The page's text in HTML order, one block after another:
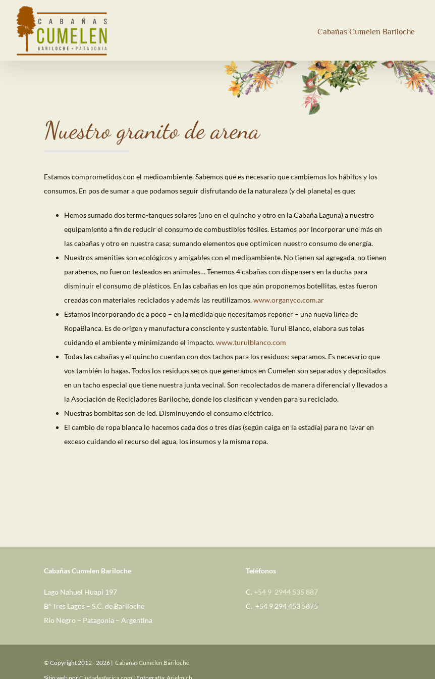
contenido
Cabañas Cumelen Bariloche
Nuestro granito de arena
Estamos comprometidos con el medioambiente. Sabemos que es necesario que cambiemos los hábitos y los
consumos. En pos de sumar a que podamos seguir disfrutando de la naturaleza (y del planeta) es que:
Hemos sumado dos termo-tanques solares (uno en el quincho y otro en la Cabaña Laguna) a nuestro
equipamiento a fin de reducir el consumo de combustibles fósiles. Estamos por incorporar uno más en
las cabañas y otro en nuestra casa; sumando elementos que optimicen nuestro consumo de energía.
Nuestros amenities son ecológicos y amigables con el medioambiente. No tienen sal agregada, no tienen
parabenos, no fueron testeados en animales… Tenemos 4 cabañas con dispensers en la ducha para
disminuir el consumo de plásticos. En las cabañas en los que aún proponemos botellitas, estas fueron
creadas con materiales reciclados y además las reutilizamos.www.organyco.com.ar
Estamos incorporando de a poco – en la medida que necesitamos reponer – una nueva línea de
RopaBlanca. Es de origen y manufactura consciente y sustentable. Turul Blanco, elabora sus telas
cuidando el ambiente y minimizando el impacto.www.turulblanco.com
Todas las cabañas y el quincho cuentan con dos tachos para los residuos: separamos. Es necesario que
vos también lo hagas. Todos los residuos secos que generamos en Cumelen son separados y depositados
en un tacho especial que tiene nuestra junta vecinal. Son recolectados de manera diferencial y llevados a
la Asociación de Recicladores Bariloche, donde los clasifican y venden para su reciclado.
Nuestras bombitas son de led. Disminuyendo el consumo eléctrico.
El cambio de ropa blanca lo hacemos cada dos o tres días (según caiga en la estadía) para no lavar en
exceso cuidando el recurso del agua, los insumos y la misma ropa.
Cabañas Cumelen Bariloche
Lago Nahuel Huapi 197
Bº Tres Lagos – S.C. de Bariloche
Río Negro – Patagonia – Argentina
Teléfonos
C. +54 9 2944 535 887
C. +54 9 294 453 5875
© Copyright 2012 - 2026 | Cabañas Cumelen Bariloche